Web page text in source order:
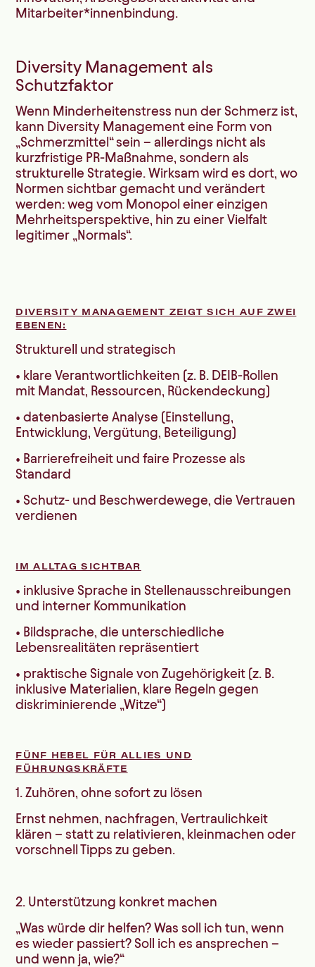
Mitarbeiter*innenbindung.
Diversity Management als
Schutzfaktor
Wenn Minderheitenstress nun der Schmerz ist,
kann Diversity Management eine Form von
„Schmerzmittel“ sein – allerdings nicht als
kurzfristige PR-Maßnahme, sondern als
strukturelle Strategie. Wirksam wird es dort, wo
Normen sichtbar gemacht und verändert
werden: weg vom Monopol einer einzigen
Mehrheitsperspektive, hin zu einer Vielfalt
legitimer „Normals“.
DIVERSITY MANAGEMENT ZEIGT SICH AUF ZWEI
EBENEN:
Strukturell und strategisch
• klare Verantwortlichkeiten (z. B. DEIB-Rollen
mit Mandat, Ressourcen, Rückendeckung)
• datenbasierte Analyse (Einstellung,
Entwicklung, Vergütung, Beteiligung)
• Barrierefreiheit und faire Prozesse als
Standard
• Schutz- und Beschwerdewege, die Vertrauen
verdienen
IM ALLTAG SICHTBAR
• inklusive Sprache in Stellenausschreibungen
und interner Kommunikation
• Bildsprache, die unterschiedliche
Lebensrealitäten repräsentiert
• praktische Signale von Zugehörigkeit (z. B.
inklusive Materialien, klare Regeln gegen
diskriminierende „Witze“)
FÜNF HEBEL FÜR ALLIES UND
FÜHRUNGSKRÄFTE
1. Zuhören, ohne sofort zu lösen
Ernst nehmen, nachfragen, Vertraulichkeit
klären – statt zu relativieren, kleinmachen oder
vorschnell Tipps zu geben.
2. Unterstützung konkret machen
„Was würde dir helfen? Was soll ich tun, wenn
es wieder passiert? Soll ich es ansprechen –
und wenn ja, wie?“